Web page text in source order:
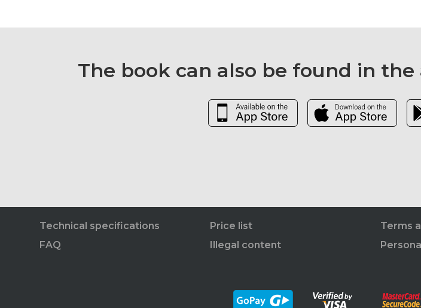
The book can also be found in
Technical specifications
FAQ
Price list
Illegal content
Terms